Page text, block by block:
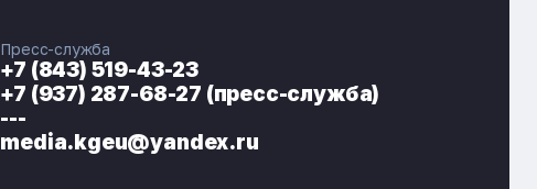
Пресс-служба
+7 (843) 519-43-23
+7 (937) 287-68-27 (пресс-служба)
---
media.kgeu@yandex.ru